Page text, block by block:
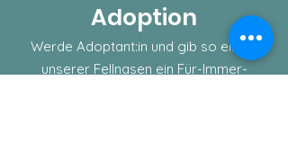
Adoption
Werde Adoptant:in und gib so einem
unserer Fellnasen ein Für-Immer-